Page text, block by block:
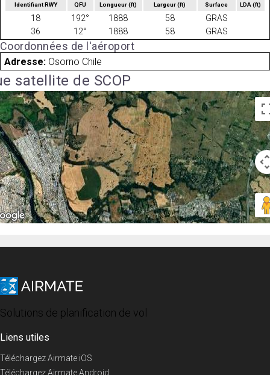
Identifiant RWY QFU Longueur(ft) Largeur(ft) Surface LDA(ft)
18 192° 1888 58
GRAS
36
12° 1888 58 GRAS
Coordonnées de l'aéroport
Adresse: Osorno Chile
satellite de SCOP
Solutions de planification de vol
Liens utiles
Téléchargez Airmate iOS
Téléchargez Airmate Android